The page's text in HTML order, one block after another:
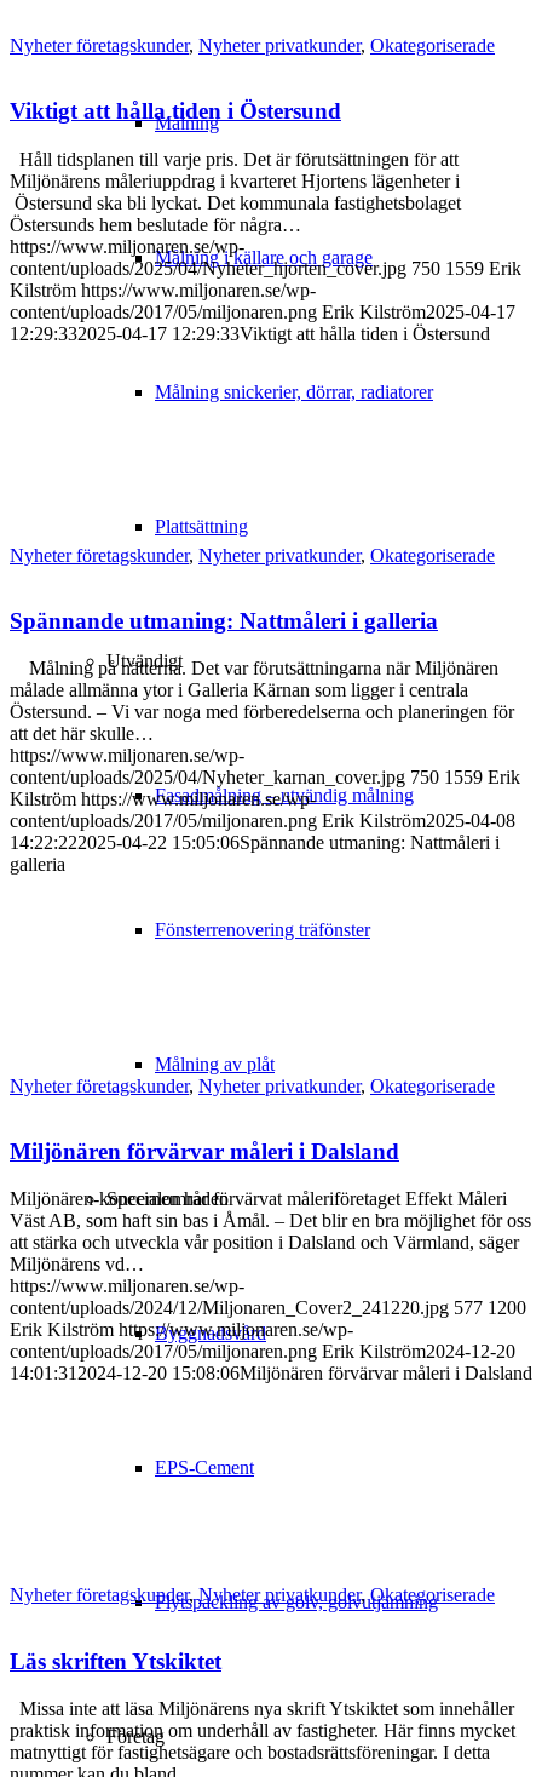
Målning
Målning i källare och garage
Målning snickerier, dörrar, radiatorer
Plattsättning
Utvändigt
Fasadmålning – utvändig målning
Fönsterrenovering träfönster
Målning av plåt
Specialområden
Byggnadsvård
EPS-Cement
Flytspackling av golv, golvutjämning
Företag
Nyheter företagskunder, Nyheter privatkunder, Okategoriserade
Viktigt att hålla tiden i Östersund
Håll tidsplanen till varje pris. Det är förutsättningen för att
Miljönärens måleriuppdrag i kvarteret Hjortens lägenheter i
Östersund ska bli lyckat. Det kommunala fastighetsbolaget
Östersunds hem beslutade för några…
https://www.miljonaren.se/wp-
content/uploads/2025/04/Nyheter_hjorten_cover.jpg 750 1559 Erik
Kilström https://www.miljonaren.se/wp-
content/uploads/2017/05/miljonaren.png Erik Kilström2025-04-17
12:29:332025-04-17 12:29:33Viktigt att hålla tiden i Östersund
Nyheter företagskunder, Nyheter privatkunder, Okategoriserade
Spännande utmaning: Nattmåleri i galleria
Målning på nätterna. Det var förutsättningarna när Miljönären
målade allmänna ytor i Galleria Kärnan som ligger i centrala
Östersund. – Vi var noga med förberedelserna och planeringen för
att det här skulle…
https://www.miljonaren.se/wp-
content/uploads/2025/04/Nyheter_karnan_cover.jpg 750 1559 Erik
Kilström https://www.miljonaren.se/wp-
content/uploads/2017/05/miljonaren.png Erik Kilström2025-04-08
14:22:222025-04-22 15:05:06Spännande utmaning: Nattmåleri i
galleria
Nyheter företagskunder, Nyheter privatkunder, Okategoriserade
Miljönären förvärvar måleri i Dalsland
Miljönären-koncernen har förvärvat måleriföretaget Effekt Måleri
Väst AB, som haft sin bas i Åmål. – Det blir en bra möjlighet för oss
att stärka och utveckla vår position i Dalsland och Värmland, säger
Miljönärens vd…
https://www.miljonaren.se/wp-
content/uploads/2024/12/Miljonaren_Cover2_241220.jpg 577 1200
Erik Kilström https://www.miljonaren.se/wp-
content/uploads/2017/05/miljonaren.png Erik Kilström2024-12-20
14:01:31 2024-12-20 15:08:06Miljönären förvärvar måleri i Dalsland
Nyheter företagskunder,Nyheter privatkunder,Okategoriserade
Läs skriften Ytskiktet
Missa inte att läsa Miljönärens nya skrift Ytskiktet som innehåller
praktisk information om underhåll av fastigheter. Här finns mycket
matnyttigt för fastighetsägare och bostadsrättsföreningar. I detta